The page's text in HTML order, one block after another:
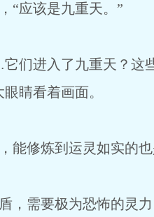
应该是九重天。”
进入了九重天？这些
睛看着画面。
修炼到运灵如实的也
需要极为恐怖的灵力